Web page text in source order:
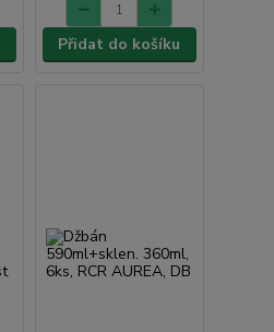
Přidat do košíku